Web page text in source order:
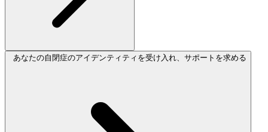
あなたの自閉症のアイデンティティを受け入れ、サポートを求める